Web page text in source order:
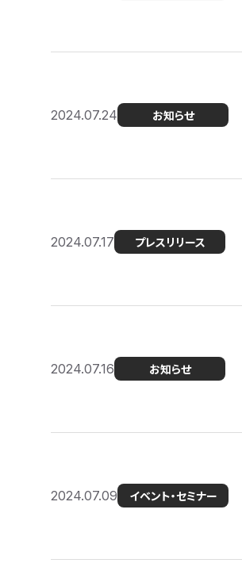
2024.07.24 お知らせ
2024.07.17 プレスリリース
2024.07.16 お知らせ
2024.07.09 イベント・セミナー